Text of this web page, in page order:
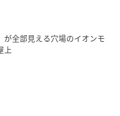
が全部見える穴場のイオンモ
上